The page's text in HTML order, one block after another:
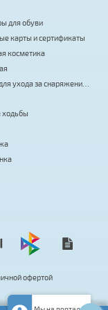
для обуви
карты и сертификаты
косметика
ухода за снаряжением
ходьбы
офертой